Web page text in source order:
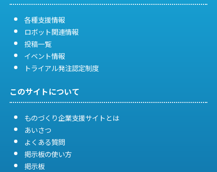
各種支援情報
ロボット関連情報
投稿一覧
イベント情報
トライアル発注認定制度
このサイトについて
ものづくり企業支援サイトとは
あいさつ
よくある質問
掲示板の使い方
掲示板